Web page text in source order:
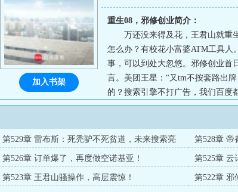
重生08，邪修创业简介：
万还没来得及花，王君山就重
怎么办？有校花小富婆ATM工具人
事，可以到处大忽悠。邪修创业首
言。美团王星：“又tm不按套路出
的？搜索引擎不打广告，我们百度
的名字，打法怎特么那么邪？”鹅
山：“马董，千团大战归你，归我
要，求追读！】...
加入书架
第529章 雷布斯：死秃驴不死贫道，未来搜索亮
剑！
第528章 帝
第526章 订单爆了，再度做空诺基亚！ 第525章 云
第523章 王君山骚操作，高层震惊！
第522章 邪